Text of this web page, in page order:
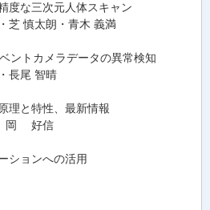
度な三次元人体スキャン
慎太朗・青木 義満
ントカメラデータの異常検知
長尾 智晴
理と特性、最新情報
岡 好信
ションへの活用